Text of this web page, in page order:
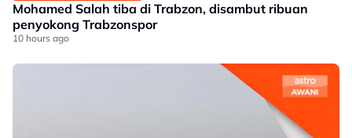
Mohamed Salah tiba di Trabzon, disambut ribuan
penyokong Trabzonspor
10 hours ago